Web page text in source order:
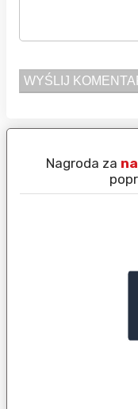
WYŚLIJ
w